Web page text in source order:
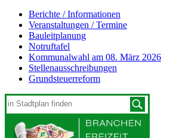
Berichte / Informationen
Veranstaltungen / Termine
Bauleitplanung
Notruftafel
Kommunalwahl am 08. März 2026
Stellenausschreibungen
Grundsteuerreform